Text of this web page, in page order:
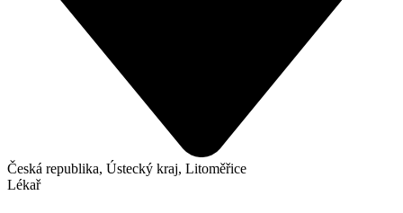
Česká republika, Ústecký kraj, Litoměřice
Lékař